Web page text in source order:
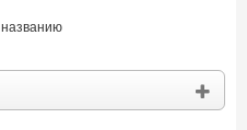
названию